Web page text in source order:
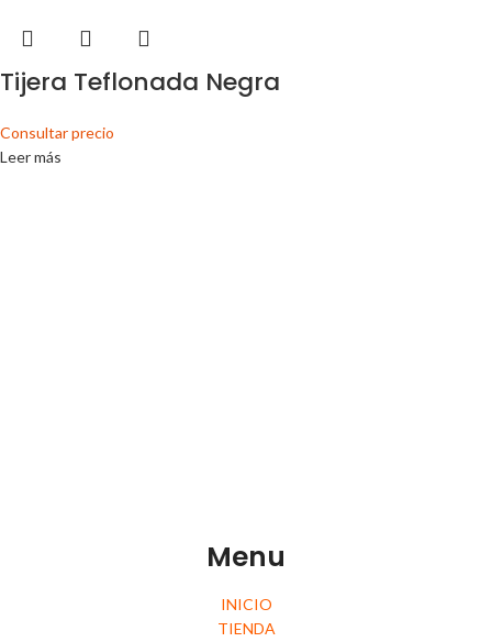
Tijera Teflonada Negra
Consultar precio
Leer más
Menu
INICIO
TIENDA